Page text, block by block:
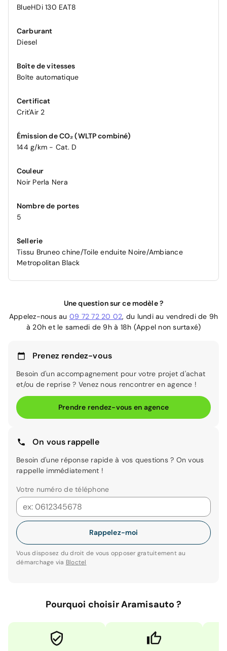
BlueHDi 130 EAT8
Carburant
Diesel
Boîte de vitesses
Boîte automatique
Certificat
Crit'Air 2
Émission de CO₂ (WLTP combiné)
144 g/km - Cat. D
Couleur
Noir Perla Nera
Nombre de portes
5
Sellerie
Tissu Bruneo chine/Toile enduite Noire/Ambiance
Metropolitan Black
Une question sur ce modèle ?
Appelez-nous au 09 72 72 20 02, du lundi au vendredi de 9h
à 20h et le samedi de 9h à 18h (Appel non surtaxé)
Prenez rendez-vous
Besoin d'un accompagnement pour votre projet d'achat
et/ou de reprise ? Venez nous rencontrer en agence !
Prendre rendez-vous en agence
On vous rappelle
Besoin d'une réponse rapide à vos questions ? On vous
rappelle immédiatement !
Votre numéro de téléphone
Rappelez-moi
Vous disposez du droit de vous opposer gratuitement au
démarchage via Bloctel
Pourquoi choisir Aramisauto ?